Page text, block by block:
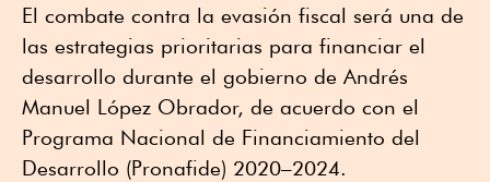
El combate contra la evasión fiscal será una de
las estrategias prioritarias para financiar el
desarrollo durante el gobierno de Andrés
Manuel López Obrador, de acuerdo con el
Programa Nacional de Financiamiento del
Desarrollo (Pronafide) 2020–2024.